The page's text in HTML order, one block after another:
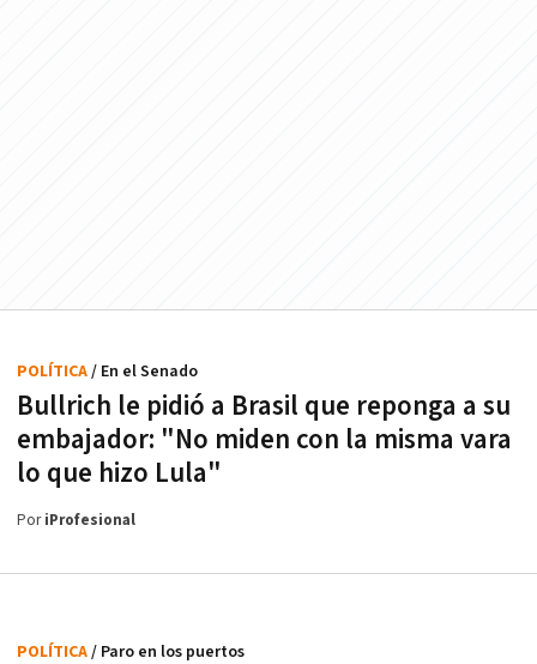
Bullrich le pidió a Brasil que reponga a su
embajador: "No miden con la misma vara
lo que hizo Lula"
POLÍTICA/ En el Senado
PoriProfesional
POLÍTICA/ Paro en los puertos